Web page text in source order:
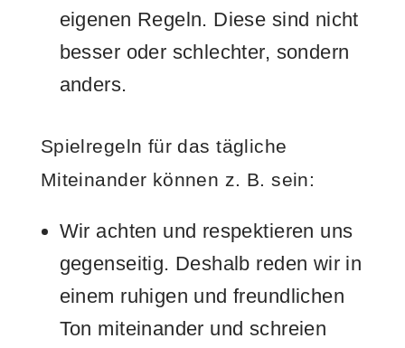
eigenen Regeln. Diese sind nicht
besser oder schlechter, sondern
anders.
Spielregeln für das tägliche
Miteinander können z. B. sein:
Wir achten und respektieren uns
gegenseitig. Deshalb reden wir in
einem ruhigen und freundlichen
Ton miteinander und schreien